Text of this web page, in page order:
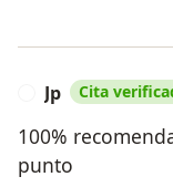
Jp Cita
100%
punto